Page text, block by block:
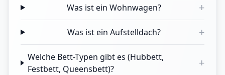
Was ist ein Wohnwagen? +
Was ist ein Aufstelldach? +
Welche Bett-Typen gibt es (Hubbett,
Festbett, Queensbett)?
+